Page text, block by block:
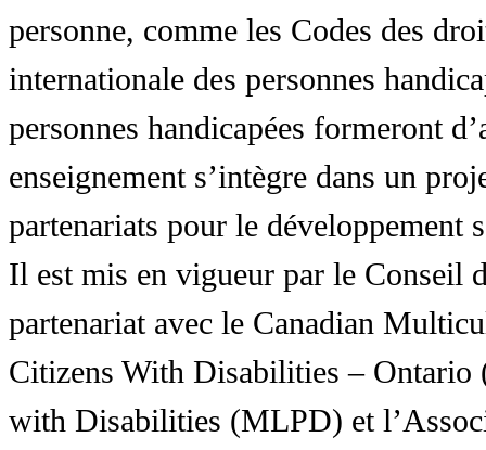
personne, comme les Codes des
internationale des personnes
personnes handicapées formeront
enseignement s’intègre dans un
partenariats pour le développement
Il est mis en vigueur par le Conseil
partenariat avec le Canadian
Citizens With Disabilities – Ontario
with Disabilities (MLPD) et